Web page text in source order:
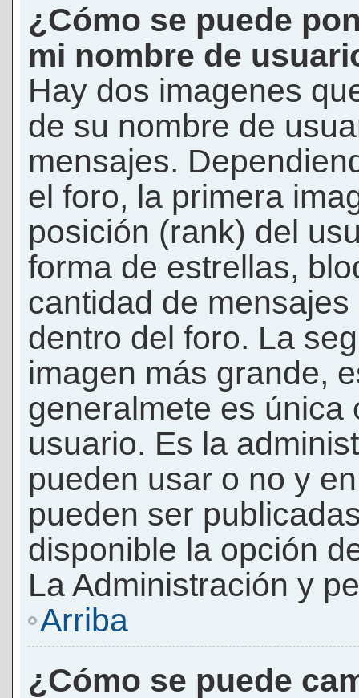
¿Cómo se puede
mi nombre de
Hay dos imagenes
de su nombre de
mensajes.
el foro, la primera
posición (rank) del
forma de estrellas,
cantidad de
dentro del foro. La
imagen más grande,
generalmete es única
usuario. Es la
pueden usar o no y
pueden ser
disponible la opción
La Administración y
Arriba
¿Cómo se puede